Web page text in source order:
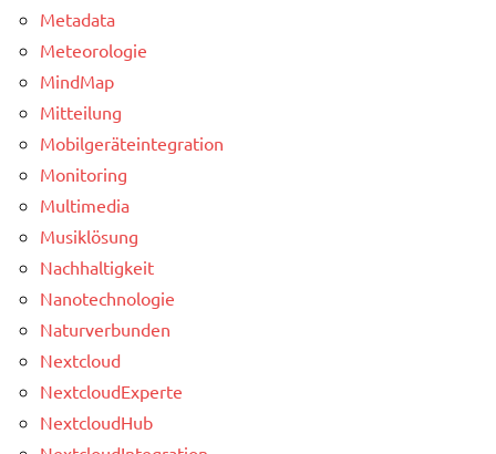
Metadata
Meteorologie
MindMap
Mitteilung
Mobilgeräteintegration
Monitoring
Multimedia
Musiklösung
Nachhaltigkeit
Nanotechnologie
Naturverbunden
Nextcloud
NextcloudExperte
NextcloudHub